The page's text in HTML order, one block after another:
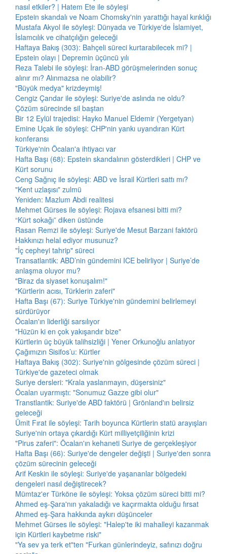
nasıl etkiler? | Hatem Ete ile söyleşi
Epstein skandalı ve Noam Chomsky'nin yarattığı hayal kırıklığı
Mustafa Akyol ile söyleşi: Dünyada ve Türkiye'de İslamiyet,
İslamcılık ve cihatçılığın geleceği
Haftaya Bakış (303): Bahçeli süreci kurtarabilecek mi? |
Epstein olayı | Depremin üçüncü yılı
Reza Talebi ile söyleşi: İran-ABD görüşmelerinden sonuç
alınır mı? Alınmazsa ne olabilir?
"Büyük medya" krizdeymiş!
Cengiz Çandar ile söyleşi: Suriye'de aslında ne oldu?
Çözüm sürecinde sil baştan
Bir 12 Eylül trajedisi: Hayko Manuel Eldemir (Yergetyan)
Emine Uçak ile söyleşi: CHP'nin yankı uyandıran Kürt
konferansı
Türkiye'nin Öcalan'a ihtiyacı var
Hafta Başı (68): Epstein skandalının gösterdikleri | CHP ve
Kürt sorunu
Ceng Sağnıç ile söyleşi: ABD ve İsrail Kürtleri sattı mı?
"Kent uzlaşısı" zulmü
Yeniden: Mazlum Abdi realitesi
Mehmet Gürses ile söyleşi: Rojava efsanesi bitti mi?
“Kürt sokağı” diken üstünde
Rasan Remzi ile söyleşi: Suriye'de Mesut Barzani faktörü
Hakkınızı helal ediyor musunuz?
"İç cepheyi tahrip" süreci
Transatlantik: ABD’nin gündemini ICE belirliyor | Suriye’de
anlaşma oluyor mu?
"Biraz da siyaset konuşalım!"
"Kürtlerin acısı, Türklerin zaferi"
Hafta Başı (67): Suriye Türkiye'nin gündemini belirlemeyi
sürdürüyor
Öcalan'ın liderliği sarsılıyor
"Hüzün ki en çok yakışandır bize"
Kürtlerin üç büyük talihsizliği | Yener Orkunoğlu anlatıyor
Çağımızın Sisifos’u: Kürtler
Haftaya Bakış (302): Suriye'nin gölgesinde çözüm süreci |
Türkiye'de gazeteci olmak
Suriye dersleri: "Krala yaslanmayın, düşersiniz"
Öcalan uyarmıştı: "Sonumuz Gazze gibi olur"
Transtlantik: Suriye'de ABD faktörü | Grönland'ın belirsiz
geleceği
Ümit Fırat ile söyleşi: Tarih boyunca Kürtlerin statü arayışları
Suriye'nin ortaya çıkardığı Kürt milliyetçiliğinin krizi
"Pirus zaferi": Öcalan'ın kehaneti Suriye de gerçekleşiyor
Hafta Başı (66): Suriye'de dengeler değişti | Suriye'den sonra
çözüm sürecinin geleceği
Arif Keskin ile söyleşi: Suriye'de yaşananlar bölgedeki
dengeleri nasıl değiştirecek?
Mümtaz'er Türköne ile söyleşi: Yoksa çözüm süreci bitti mi?
Ahmed eş-Şara'nın yakaladığı ve kaçırmakta olduğu fırsat
Ahmed eş-Şara hakkında aykırı düşünceler
Mehmet Gürses ile söyleşi: "Halep'te iki mahalleyi kazanmak
için Kürtleri kaybetme riski"
"Ya sev ya terk et"ten "Furkan günlerindeyiz, safınızı doğru